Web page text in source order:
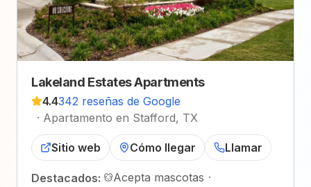
Lakeland Estates Apartments
4.4342 reseñas de Google
· Apartamento en Stafford, TX
Sitio web Cómo llegar Llamar
Destacados: Acepta mascotas ·